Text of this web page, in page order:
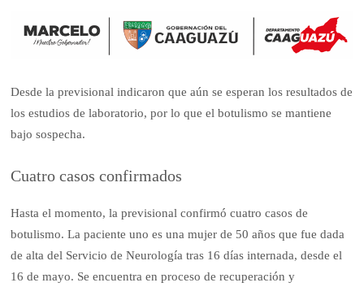
Desde la previsional indicaron que aún se esperan los resultados de
los estudios de laboratorio, por lo que el botulismo se mantiene
bajo sospecha.
Cuatro casos confirmados
Hasta el momento, la previsional confirmó cuatro casos de
botulismo. La paciente uno es una mujer de 50 años que fue dada
de alta del Servicio de Neurología tras 16 días internada, desde el
16 de mayo. Se encuentra en proceso de recuperación y